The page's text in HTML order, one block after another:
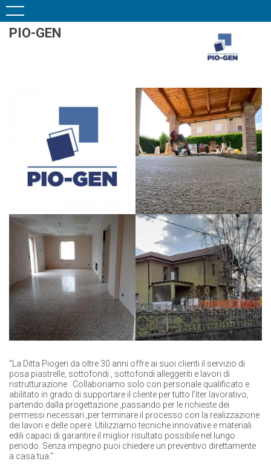
PIO-GEN
"La Ditta Piogen da oltre 30 anni offre ai suoi clienti il servizio di
posa piastrelle, sottofondi , sottofondi alleggeriti e lavori di
ristrutturazione . Collaboriamo solo con personale qualificato e
abilitato in grado di supportare il cliente per tutto l'iter lavorativo,
partendo dalla progettazione ,passando per le richieste dei
permessi necessari ,per terminare il processo con la realizzazione
dei lavori e delle opere. Utilizziamo tecniche innovative e materiali
edili capaci di garantire il miglior risultato possibile nel lungo
periodo. Senza impegno puoi chiedere un preventivo direttamente
a casa tua."